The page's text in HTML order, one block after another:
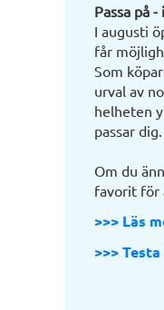
Passa på
I augusti
får
Som
urval av
helheten
passar dig.
Om du
favorit för
>>> Läs
>>>